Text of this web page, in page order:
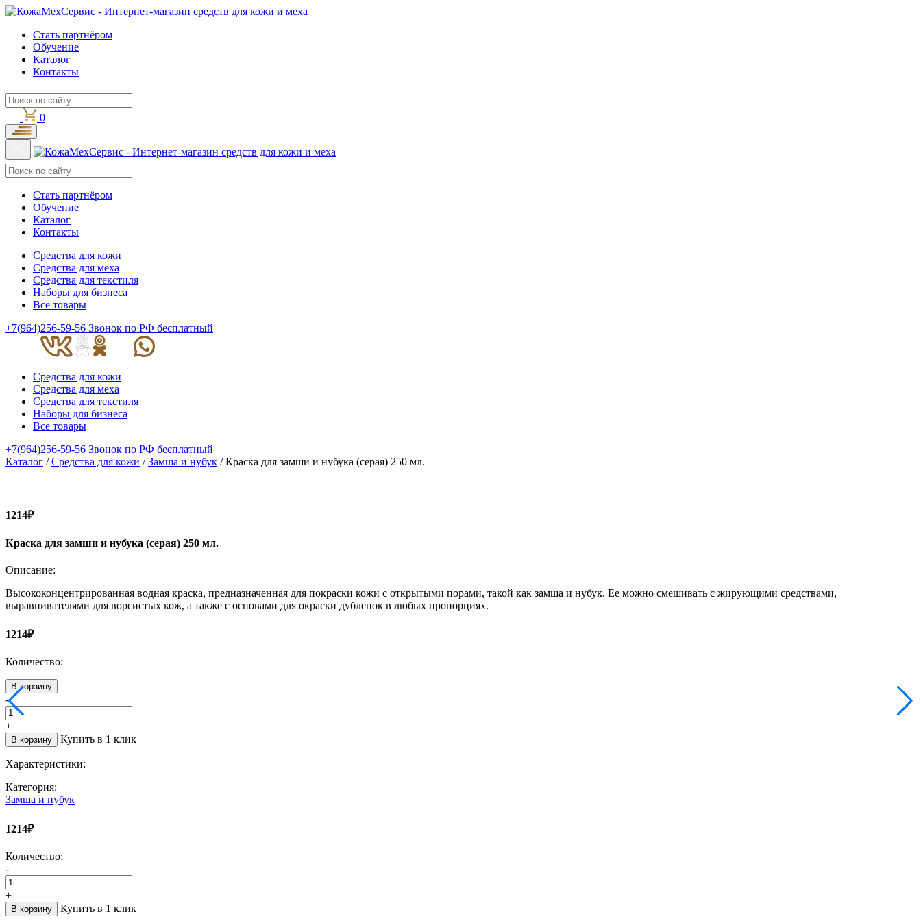
Стать партнёром
Обучение
Каталог
Контакты
0
Стать партнёром
Обучение
Каталог
Контакты
Средства для кожи
Средства для меха
Средства для текстиля
Наборы для бизнеса
Все товары
+7(964)256-59-56 Звонок по РФ бесплатный
Средства для кожи
Средства для меха
Средства для текстиля
Наборы для бизнеса
Все товары
+7(964)256-59-56 Звонок по РФ бесплатный
Каталог /Средства для кожи /Замша и нубук / Краска для замши и нубука (серая) 250 мл.
1214₽
Краска для замши и нубука (серая) 250 мл.
Описание:
Высококонцентрированная водная краска, предназначенная для покраски кожи с открытыми порами, такой как замша и нубук. Ее можно смешивать с жирующими средствами,
выравнивателями для ворсистых кож, а также с основами для окраски дубленок в любых пропорциях.
1214₽
Количество:
В корзину
-
+
В корзину Купить в 1 клик
Характеристики:
Категория:
Замша и нубук
1214₽
Количество:
-
+
В корзину Купить в 1 клик